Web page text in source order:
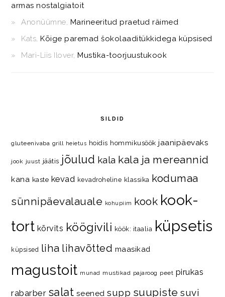
armas nostalgiatoit
Anonüümne, Marineeritud praetud räimed
Kats,Kõige paremad šokolaaditükkidega küpsised
Mari-Liis Ilover,Mustika-toorjuustukook
SILDID
gluteenivaba grill heietus hoidis hommikusöök jaanipäevaks
jook juust jäätis jõulud kala kala ja mereannid
kana kaste kevad kevadroheline klassika kodumaa
sünnipäevalauale kohupiim kook kook-
tort kõrvits köögivili köök: itaalia küpsetis
küpsised liha lihavõtted maasikad
magustoit munad mustikad pajaroog peet pirukas
rabarber salat seened supp suupiste suvi